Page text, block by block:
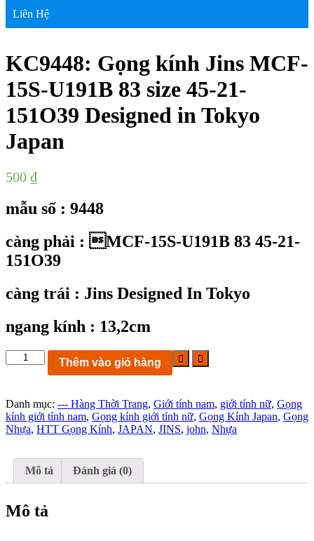
Liên Hệ
KC9448: Gọng kính Jins MCF-
15S-U191B 83 size 45-21-
151O39 Designed in Tokyo
Japan
500 ₫
mẫu số : 9448
càng phải : MCF-15S-U191B 83 45-21-
151O39
càng trái : Jins Designed In Tokyo
ngang kính : 13,2cm
KC9448:
Gọng
MCF-
15S-
U191B
size
21-
Designed
in
Thêm vào giỏ hàng
Danh mục: --- Hàng Thời Trang, Giới tính nam, giới tính nữ, Gọng
kính giới tính nam, Gọng kính giới tính nữ, Gọng Kính Japan, Gọng
Nhựa, HTT Gọng Kính, JAPAN, JINS, john, Nhựa
Mô tả Đánh giá (0)
Mô tả